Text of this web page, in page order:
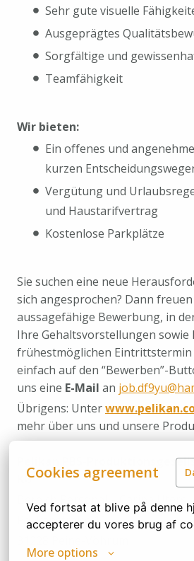
Cookies agreement
Ved fortsat at blive på denne
accepterer du vores brug af
More options
Sehr gute visuelle
Ausgeprägtes
Sorgfältige und
Teamfähigkeit
Wir bieten:
Ein offenes und
kurzen
Vergütung und
und Haustarifvertrag
Kostenlose Parkplätze
Sie suchen eine neue
sich angesprochen? Dann
aussagefähige Bewerbung, in
Ihre Gehaltsvorstellungen sowie
frühestmöglichen Eintrittstermin
einfach auf den “Bewerben”-
uns eine E-Mail an
Übrigens: Unter
mehr über uns und unsere
Pelikan PBS-
KG
Bereich Personal – Carina Uters
Pelikanstraße 11